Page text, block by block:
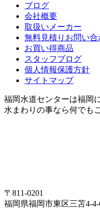
ブログ
会社概要
取扱いメーカー
無料見積りお問い合
お買い得商品
スタッフブログ
個人情報保護方針
サイトマップ
福岡水道センターは福岡
水まわりの事なら何でも
〒811-0201
福岡県福岡市東区三苫4-4-